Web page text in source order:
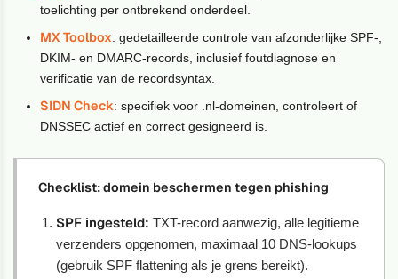
toelichting per ontbrekend onderdeel.
MX Toolbox: gedetailleerde controle van afzonderlijke SPF-,
DKIM- en DMARC-records, inclusief foutdiagnose en
verificatie van de recordsyntax.
SIDN Check: specifiek voor .nl-domeinen, controleert of
DNSSEC actief en correct gesigneerd is.
Checklist: domein beschermen tegen phishing
SPF ingesteld: TXT-record aanwezig, alle legitieme
verzenders opgenomen, maximaal 10 DNS-lookups
(gebruik SPF flattening als je grens bereikt).